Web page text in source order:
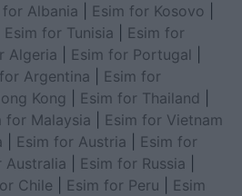
for Albania Esim for Kosovo
Esim for Tunisia
Esim for
Algeria Esim for Portugal
Argentina
Esim for
Kong Esim for Thailand
for Malaysia
Esim for Vietnam
Esim for Austria
Esim for
Australia Esim for Russia
Chile Esim for Peru
Esim